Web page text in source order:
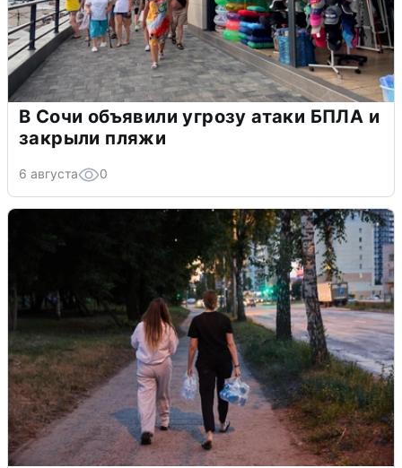
В Сочи объявили угрозу атаки БПЛА и
закрыли пляжи
6 августа 0